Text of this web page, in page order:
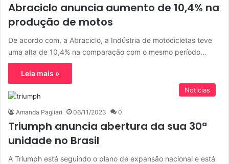
Abraciclo anuncia aumento de 10,4% na
produção de motos
De acordo com, a Abraciclo, a Indústria de motocicletas teve
uma alta de 10,4% na comparação com o mesmo período…
Leia mais »
Noticias
Amanda Pagliari 06/11/2023 0
Triumph anuncia abertura da sua 30ª
unidade no Brasil
A Triumph está seguindo o plano de expansão nacional e está